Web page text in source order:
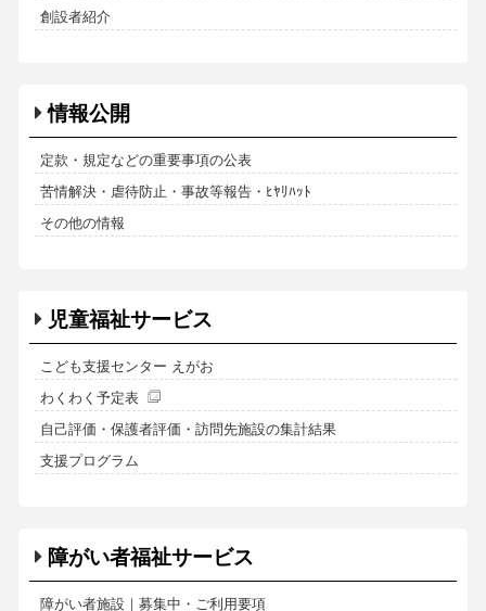
創設者紹介
情報公開
定款・規定などの重要事項の公表
苦情解決・虐待防止・事故等報告・ﾋﾔﾘﾊｯﾄ
その他の情報
児童福祉サービス
こども支援センター えがお
わくわく予定表
自己評価・保護者評価・訪問先施設の集計結果
支援プログラム
障がい者福祉サービス
障がい者施設｜募集中・ご利用要項